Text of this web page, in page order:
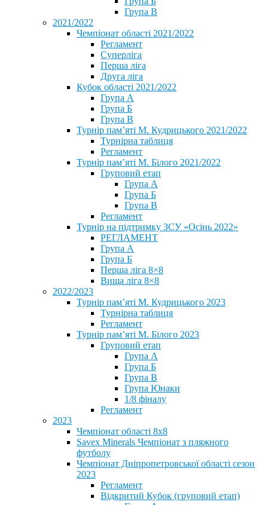
Група В
2021/2022
Чемпіонат області 2021/2022
Регламент
Суперліга
Перша ліга
Друга ліга
Кубок області 2021/2022
Група А
Група Б
Група В
Турнір пам’яті М. Кудрицького 2021/2022
Турнірна таблиця
Регламент
Турнір пам’яті М. Білого 2021/2022
Груповий етап
Група А
Група Б
Група В
Регламент
Турнір на підтримку ЗСУ «Осінь 2022»
РЕГЛАМЕНТ
Група А
Група Б
Перша ліга 8×8
Вища ліга 8×8
2022/2023
Турнір пам’яті М. Кудрицького 2023
Турнірна таблиця
Регламент
Турнір пам’яті М. Білого 2023
Груповий етап
Група А
Група Б
Група В
Група Юнаки
1/8 фіналу
Регламент
2023
Чемпіонат області 8х8
Savex Minerals Чемпіонат з пляжного
футболу
Чемпіонат Дніпропетровської області сезон
2023
Регламент
Відкритий Кубок (груповий етап)